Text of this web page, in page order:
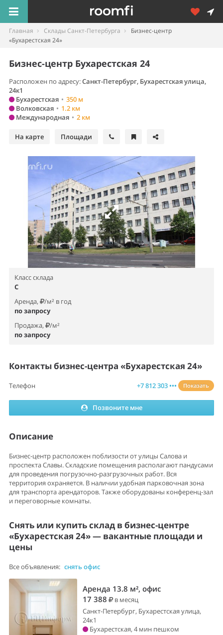
Главная Склады Санкт-Петербурга
Бизнес-центр
«Бухарестская 24»
Бизнес-центр Бухарестская 24
Расположен по адресу:Санкт-Петербург, Бухарестская улица,
24к1
Бухарестская • 350 м
Волковская • 1.2 км
Международная • 2 км
На карте Площади
Класс склада
C
Аренда,
/м² в год
по запросу
Продажа,
/м²
по запросу
Контакты бизнес-центра «Бухарестская 24»
Телефон +7 812 303 ••• Показать
Позвоните мне
Описание
Бизнес-центр расположен поблизости от улицы Салова и
проспекта Славы. Складские помещения располагают пандусами
для проведения погрузочно-разгрузочных работ. Вся
территория охраняется. В наличии удобная парковочная зона
для транспорта арендаторов. Также оборудованы конференц-зал
и переговорные комнаты.
Снять или купить склад в бизнес-центре
«Бухарестская 24» — вакантные площади и
цены
Все объявления: снять офис
Аренда 13.8 м², офис
17 388
в месяц
Санкт-Петербург, Бухарестская улица,
24к1
Бухарестская, 4 мин пешком